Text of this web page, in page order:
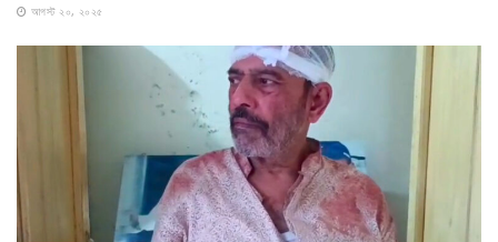
আগস্ট ২০, ২০২৫